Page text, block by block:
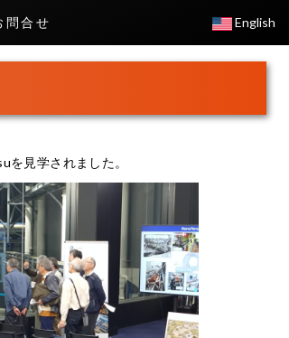
問合せ English
見学されました。